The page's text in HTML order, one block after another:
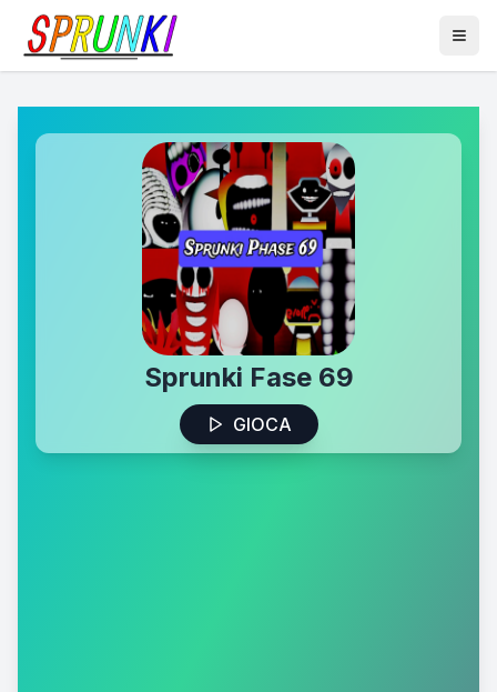
Sprunki Fase 69
GIOCA